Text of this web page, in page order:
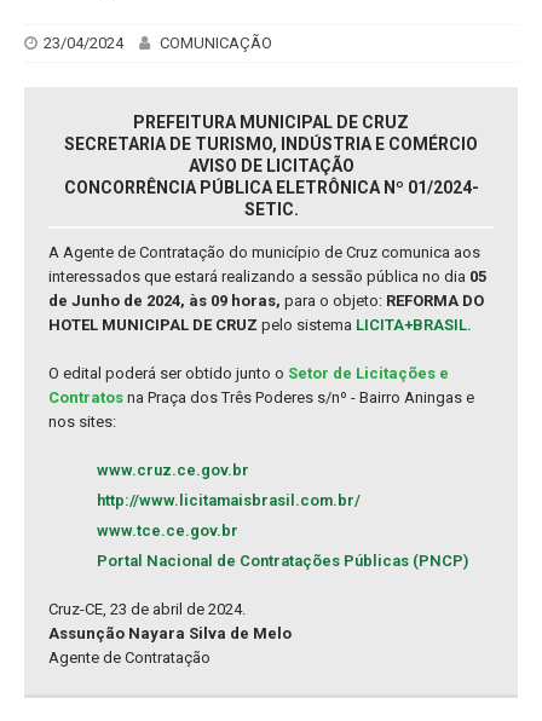
23/04/2024 COMUNICAÇÃO
PREFEITURA MUNICIPAL DE CRUZ
SECRETARIA DE TURISMO, INDÚSTRIA E COMÉRCIO
AVISO DE LICITAÇÃO
CONCORRÊNCIA PÚBLICA ELETRÔNICA Nº 01/2024-
SETIC.
A Agente de Contratação do município de Cruz comunica aos
interessados que estará realizando a sessão pública no dia 05
de Junho de 2024, às 09 horas, para o objeto: REFORMA DO
HOTEL MUNICIPAL DE CRUZ pelo sistema LICITA+BRASIL.
O edital poderá ser obtido junto o Setor de Licitações e
Contratos na Praça dos Três Poderes s/nº - Bairro Aningas e
nos sites:
www.cruz.ce.gov.br
http://www.licitamaisbrasil.com.br/
www.tce.ce.gov.br
Portal Nacional de Contratações Públicas (PNCP)
Cruz-CE, 23 de abril de 2024.
Assunção Nayara Silva de Melo
Agente de Contratação